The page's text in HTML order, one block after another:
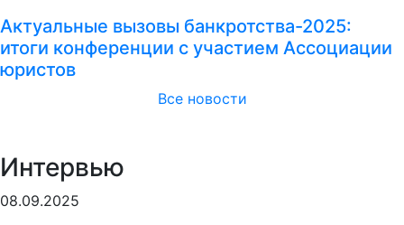
Актуальные вызовы банкротства-2025:
итоги конференции с участием Ассоциации
юристов
Все новости
Интервью
08.09.2025